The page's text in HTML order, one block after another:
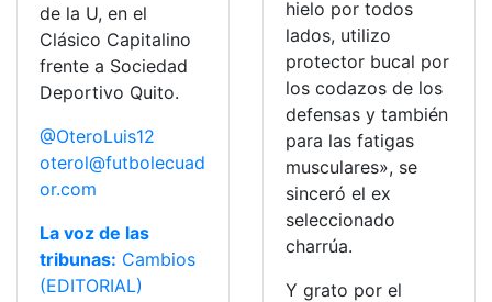
de la U, en el
Clásico Capitalino
frente a Sociedad
Deportivo Quito.
@OteroLuis12
oterol@futbolecuad
or.com
La voz de las
tribunas: Cambios
(EDITORIAL)
hielo por todos
lados, utilizo
protector bucal por
los codazos de los
defensas y también
para las fatigas
musculares», se
sinceró el ex
seleccionado
charrúa.
Y grato por el